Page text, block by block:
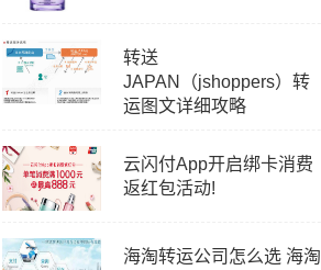
转送
JAPAN（jshoppers）转
运图文详细攻略
云闪付App开启绑卡消费
返红包活动!
海淘转运公司怎么选 海淘